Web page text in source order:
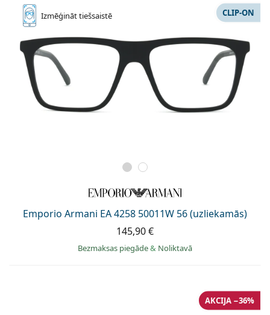
Izmēģināttiešsaistē
Emporio Armani EA 4258 50011W 56 (uzliekamās)
CLIP-ON
145,90 €
Bezmaksas piegāde& Noliktavā
AKCIJA −36%